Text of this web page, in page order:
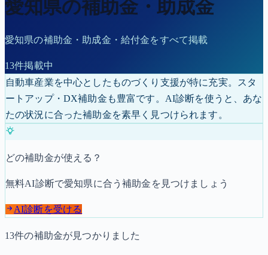
愛知県の補助金・助成金
愛知県の補助金・助成金・給付金をすべて掲載
13件掲載中
自動車産業を中心としたものづくり支援が特に充実。スタ
ートアップ・DX補助金も豊富です。 AI診断を使うと、あな
たの状況に合った補助金を素早く見つけられます。
どの補助金が使える？
無料AI診断で愛知県に合う補助金を見つけましょう
AI診断を受ける
13件の補助金が見つかりました